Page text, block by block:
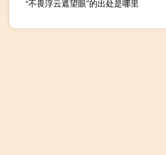
“不畏浮云遮望眼”的出处是哪里